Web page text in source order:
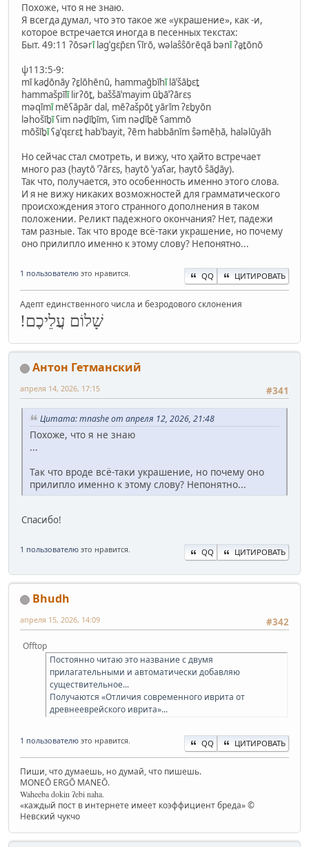
Похоже, что я не знаю.
Я всегда думал, что это такое же «украшение», как -и,
которое встречается иногда в песенных текстах:
Быт. 49:11 ʔōsərīlagˈgɛp̄ɛn ʕīrō, wəlaŝŝōrēqā bənīʔa̯ṯōnō
ψ113:5-9:
mī kaḏōnāy ʔɛ̯lōhēnū, hammaḡbīhīlāˈšāḇɛṯ
hammašpīlīlirʔōṯ, baššāˈmayim ūḇāˈʔārɛṣ
məqīmīmēʕāpār dal, mēʔašpōṯ yārīm ʔɛḇyōn
ləhošīḇīʕim nəḏīḇīm, ʕim nəḏīḇē ʕammō
mōšīḇīʕa̯ˈqɛrɛṯ habˈbayit, ʔēm habbānīm ŝəmēḥā, haləlūyāh
Но сейчас стал смотреть, и вижу, что ҳайто встречает
много раз (ḥaytō ˈʔārɛṣ, ḥaytō ˈyaʕar, ḥaytō ŝāḏāy).
Так что, получается, это особенность именно этого слова.
И я не вижу никаких возможностей для грамматического
происхождения этого странного дополнения в таком
положении. Реликт падежного окончания? Нет, падежи
там разные. Так что вроде всё-таки украшение, но почему
оно прилипло именно к этому слову? Непонятно...
1 пользователю это нравится. QQ ЦИТИРОВАТЬ
Адепт единственного числа и безродового склонения
שָׁלוֹם עֲלֵיכֶם!
Антон Гетманский
#341
апреля 14, 2026, 17:15
Цитата: mnashe от апреля 12, 2026, 21:48
Похоже, что я не знаю
...
Так что вроде всё-таки украшение, но почему оно
прилипло именно к этому слову? Непонятно...
Спасибо!
1 пользователю это нравится. QQ ЦИТИРОВАТЬ
Bhudh
#342
апреля 15, 2026, 14:09
Offtop
Постоянно читаю это название с двумя
прилагательными и автоматически добавляю
существительное...
Получаются «Отличия современного иврита от
древнееврейского иврита»...
1 пользователю это нравится. QQ ЦИТИРОВАТЬ
Пиши, что думаешь, но думай, что пишешь.
MONEŌ ERGŌ MANEŌ.
Waheeba dokin ʔebi naha.
«каждый пост в интернете имеет коэффициент бреда» ©
Невский чукчо